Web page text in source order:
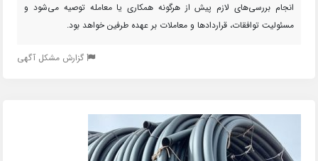
انجام بررسی‌های لازم پیش از هرگونه همکاری یا معامله توصیه می‌شود و
مسئولیت توافقات، قراردادها و معاملات بر عهده طرفین خواهد بود.
گزارش مشکل آگهی